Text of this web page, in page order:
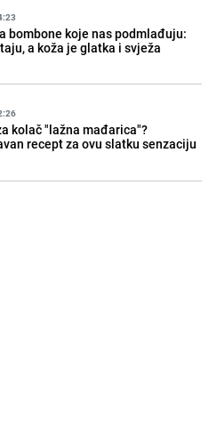
bombone koje nas podmlađuju:
a koža je glatka i svježa
kolač "lažna mađarica"?
recept za ovu slatku senzaciju